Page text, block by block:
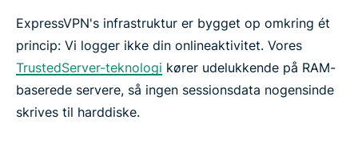
ExpressVPN's infrastruktur er bygget op omkring ét
princip: Vi logger ikke din onlineaktivitet. Vores
TrustedServer-teknologi kører udelukkende på RAM-
baserede servere, så ingen sessionsdata nogensinde
skrives til harddiske.